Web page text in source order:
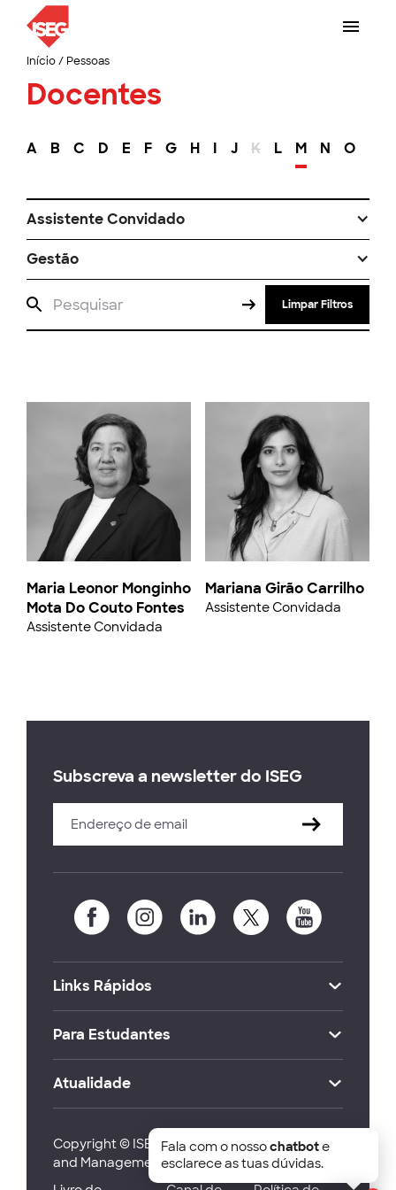
Início/ Pessoas
Docentes
A B C D E F G H I J K L M N O
Assistente Convidado
Gestão
Limpar Filtros
Maria Leonor Monginho
Mota Do Couto Fontes
Assistente Convidada
Mariana Girão Carrilho
Assistente Convidada
Subscreva a newsletter do ISEG
Links Rápidos
Para Estudantes
Atualidade
Copyright © ISEG Lisbon School of Economics
and Management 2026
Fala com o nossochatbote
esclarece as tuas dúvidas.